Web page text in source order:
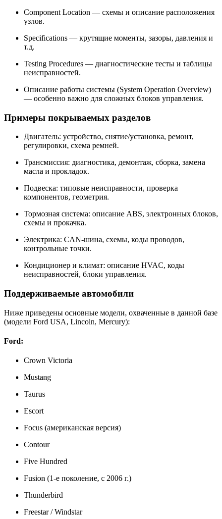
Component Location — схемы и описание расположения
узлов.
Specifications — крутящие моменты, зазоры, давления и
т.д.
Testing Procedures — диагностические тесты и таблицы
неисправностей.
Описание работы системы (System Operation Overview)
— особенно важно для сложных блоков управления.
Примеры покрываемых разделов
Двигатель: устройство, снятие/установка, ремонт,
регулировки, схема ремней.
Трансмиссия: диагностика, демонтаж, сборка, замена
масла и прокладок.
Подвеска: типовые неисправности, проверка
компонентов, геометрия.
Тормозная система: описание ABS, электронных блоков,
схемы и прокачка.
Электрика: CAN-шина, схемы, коды проводов,
контрольные точки.
Кондиционер и климат: описание HVAC, коды
неисправностей, блоки управления.
Поддерживаемые автомобили
Ниже приведены основные модели, охваченные в данной базе
(модели Ford USA, Lincoln, Mercury):
Ford:
Crown Victoria
Mustang
Taurus
Escort
Focus (американская версия)
Contour
Five Hundred
Fusion (1-е поколение, с 2006 г.)
Thunderbird
Freestar / Windstar